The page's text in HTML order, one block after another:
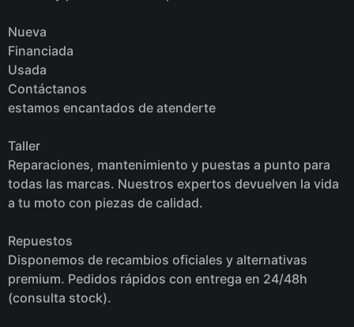
Nueva
Financiada
Usada
Contáctanos
estamos encantados de atenderte
Taller
Reparaciones, mantenimiento y puestas a punto para
todas las marcas. Nuestros expertos devuelven la vida
a tu moto con piezas de calidad.
Repuestos
Disponemos de recambios oficiales y alternativas
premium. Pedidos rápidos con entrega en 24/48h
(consulta stock).